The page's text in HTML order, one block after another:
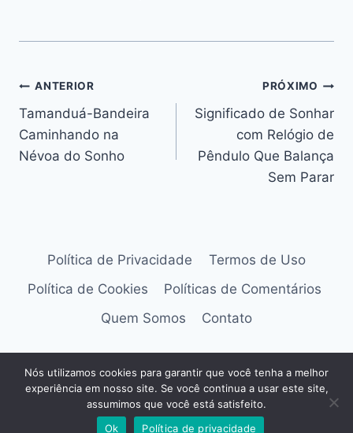
Navegação
de
Post
ANTERIOR
Tamanduá-Bandeira
Caminhando na
Névoa do Sonho
PRÓXIMO
Significado de Sonhar
com Relógio de
Pêndulo Que Balança
Sem Parar
Política de Privacidade
Termos de Uso
Política de Cookies
Políticas de Comentários
Quem Somos
Contato
© 2026 Guia Top 7
Nós utilizamos cookies para garantir que você tenha a melhor
experiência em nosso site. Se você continua a usar este site,
assumimos que você está satisfeito.
Ok
Política de privacidade